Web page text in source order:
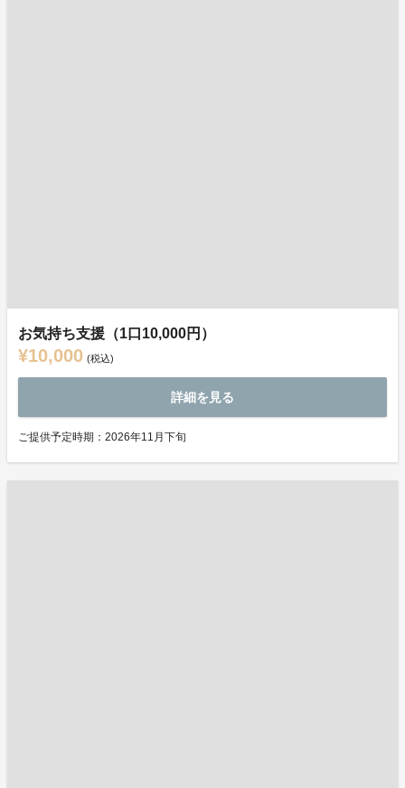
お気持ち支援（1口10,000円）
¥10,000 (税込)
詳細を見る
ご提供予定時期：2026年11月下旬